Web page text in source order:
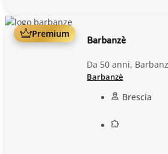
Premium
Barbanzè
Da 50 anni,
Barbanzè
Brescia